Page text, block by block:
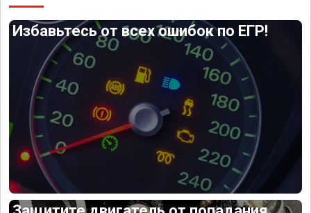
Избавьтесь от всех ошибок по ЕГР!